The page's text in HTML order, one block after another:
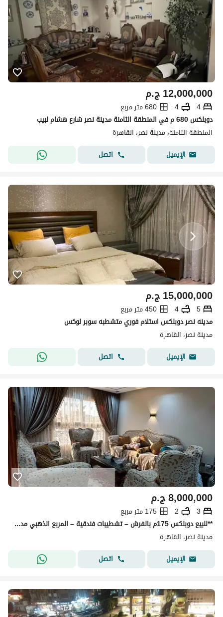
ج.م12,000,000
4
4
680 متر مربع
دوبلكس 680 م في المنطقة الثامنة مدينة نصر شارع هشام لبيب
المنطقة الثامنة، مدينة نصر، القاهرة
الإيميل
اتصل
ج.م15,000,000
5
4
450 متر مربع
مدينه نصر دوبلكس استلام فوري متشطبه سوبر لوكس
مدينة نصر، القاهرة
الإيميل
اتصل
ج.م8,000,000
3
2
175 متر مربع
**للبيع دوبلكس 175م بالفرش – تشطيبات فندقية – المربع الذهبي مدينة نصر** دوبلكس فاخر بالمنطقة التاسعة – المربع الذهبي، شارع الدكتور إبراهيم ناجي، خلف
مدينة نصر، القاهرة
الإيميل
اتصل